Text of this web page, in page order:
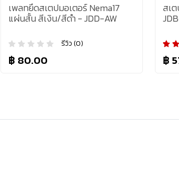
เพลทยึดสเตปมอเตอร์ Nema17
แผ่นสั้น สีเงิน/สีดำ - JDD-AW
รีวิว (0)
฿ 80.00
สเ
฿